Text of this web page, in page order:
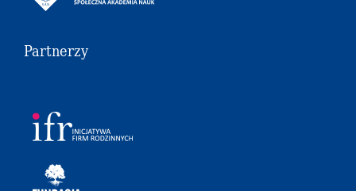
Partnerzy